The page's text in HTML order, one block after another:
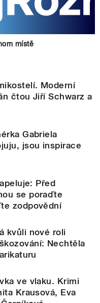
místě
Moderní
čtou Jiří Schwarz a
Gabriela
jsou inspirace
Před
se poraďte
zodpovědní
kvůli nové roli
Nechtěla
ve vlaku. Krimi
Krausová, Eva